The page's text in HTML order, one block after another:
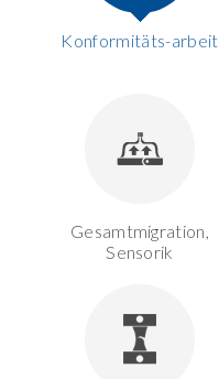
Konformitäts-arbeit
Gesamtmigration,
Sensorik